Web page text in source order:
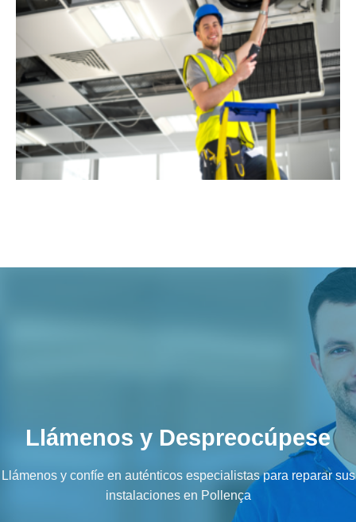
Llámenos y Despreocúpese
Llámenos y confíe en auténticos especialistas para reparar sus
instalaciones en Pollença